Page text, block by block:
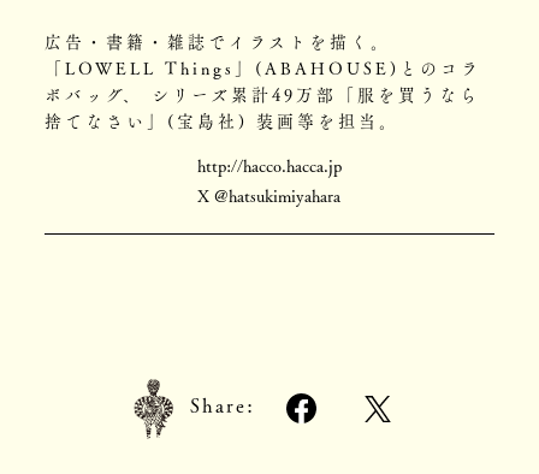
広告・書籍・雑誌でイラストを描く。
「LOWELL Things」(ABAHOUSE)とのコラ
ボバッグ、 シリーズ累計49万部「服を買うなら
捨てなさい」(宝島社) 装画等を担当。
http://hacco.hacca.jp
X @hatsukimiyahara
Share: